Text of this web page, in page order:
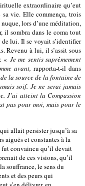
extraordinaire qu’eut
vie. Elle commença, trois
lors d’une méditation,
il sombra dans le coma tout
lui. Il se voyait s’identifier
Revenu à lui, il s’assit sous
« Je me sentis suprêmement
avant, rapporta-t-il dans
la source de la fontaine de
soif. Je ne serai jamais
J’ai atteint la Compassion
pas pour moi, mais pour le
allait persister jusqu’à sa
aiguës et constantes à la
fut convaincu qu’il devait
de ces visions, qu’il
souffrance, le sens du
et des peurs qui